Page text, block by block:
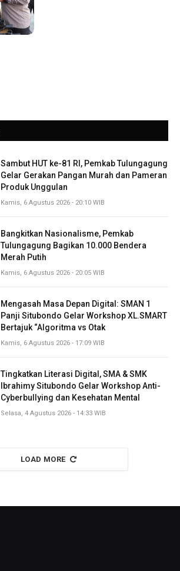
Sambut HUT ke-81 RI, Pemkab Tulungagung
Gelar Gerakan Pangan Murah dan Pameran
Produk Unggulan
Kamis, 6 Agustus 2026 - 20:10 WIB
Bangkitkan Nasionalisme, Pemkab
Tulungagung Bagikan 10.000 Bendera
Merah Putih
Kamis, 6 Agustus 2026 - 20:05 WIB
Mengasah Masa Depan Digital: SMAN 1
Panji Situbondo Gelar Workshop XL.SMART
Bertajuk “Algoritma vs Otak
Kamis, 6 Agustus 2026 - 17:09 WIB
Tingkatkan Literasi Digital, SMA & SMK
Ibrahimy Situbondo Gelar Workshop Anti-
Cyberbullying dan Kesehatan Mental
Selasa, 4 Agustus 2026 - 14:33 WIB
LOAD MORE